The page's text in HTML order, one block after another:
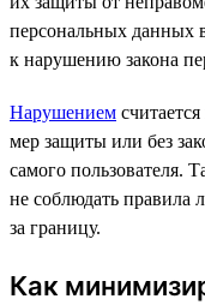
персональных данных
к нарушению закона
Нарушением
мер защиты или без
самого пользователя.
не соблюдать правила
за границу.
Как